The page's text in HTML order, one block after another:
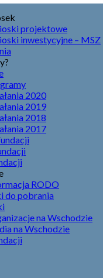
projektowe
inwestycyjne – MSZ
2020
2019
2018
2017
RODO
do pobrania
na Wschodzie
na Wschodzie